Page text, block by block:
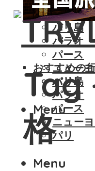
おすすめの
バリ島
パラオ
パース
ニュー
パリ
Menu
おすすめの
バリ島
パラオ
パース
ニュー
パリ
Menu
Tag
格